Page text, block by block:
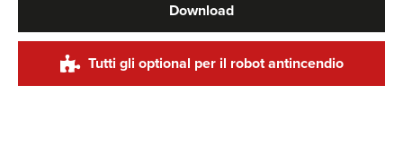
Download
Tutti gli optional per il robot antincendio